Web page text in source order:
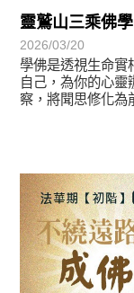
靈鷲山三乘佛
2026/03/20
學佛是透視生命實
自己，為你的心
察，將聞思修化為